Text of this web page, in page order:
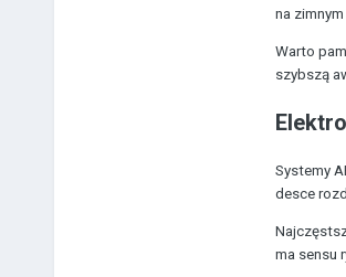
na
Warto
szybszą
Systemy
desce
ma sensu